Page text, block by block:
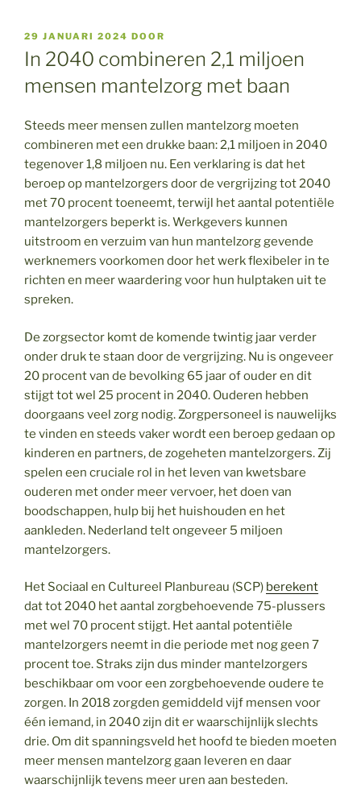
GEPLAATST
OP
29 JANUARI 2024 DOOR
In 2040 combineren 2,1 miljoen
mensen mantelzorg met baan
Steeds meer mensen zullen mantelzorg moeten
combineren met een drukke baan: 2,1 miljoen in 2040
tegenover 1,8 miljoen nu. Een verklaring is dat het
beroep op mantelzorgers door de vergrijzing tot 2040
met 70 procent toeneemt, terwijl het aantal potentiële
mantelzorgers beperkt is. Werkgevers kunnen
uitstroom en verzuim van hun mantelzorg gevende
werknemers voorkomen door het werk flexibeler in te
richten en meer waardering voor hun hulptaken uit te
spreken.
De zorgsector komt de komende twintig jaar verder
onder druk te staan door de vergrijzing. Nu is ongeveer
20 procent van de bevolking 65 jaar of ouder en dit
stijgt tot wel 25 procent in 2040. Ouderen hebben
doorgaans veel zorg nodig. Zorgpersoneel is nauwelijks
te vinden en steeds vaker wordt een beroep gedaan op
kinderen en partners, de zogeheten mantelzorgers. Zij
spelen een cruciale rol in het leven van kwetsbare
ouderen met onder meer vervoer, het doen van
boodschappen, hulp bij het huishouden en het
aankleden. Nederland telt ongeveer 5 miljoen
mantelzorgers.
Het Sociaal en Cultureel Planbureau (SCP) berekent
dat tot 2040 het aantal zorgbehoevende 75-plussers
met wel 70 procent stijgt. Het aantal potentiële
mantelzorgers neemt in die periode met nog geen 7
procent toe. Straks zijn dus minder mantelzorgers
beschikbaar om voor een zorgbehoevende oudere te
zorgen. In 2018 zorgden gemiddeld vijf mensen voor
één iemand, in 2040 zijn dit er waarschijnlijk slechts
drie. Om dit spanningsveld het hoofd te bieden moeten
meer mensen mantelzorg gaan leveren en daar
waarschijnlijk tevens meer uren aan besteden.